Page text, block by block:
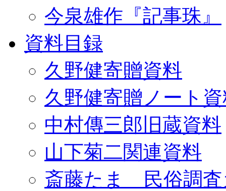
今泉雄作『記事珠』
資料目録
久野健寄贈資料
久野健寄贈ノート
中村傳三郎旧蔵資料
山下菊二関連資料
斎藤たま 民俗調査